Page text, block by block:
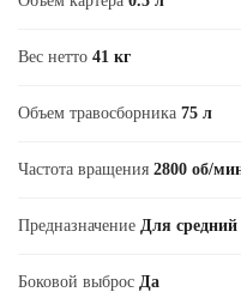
Вес нетто 41 кг
Объем травосборника 75 л
Частота вращения 2800 об/
Предназначение Для
Боковой выброс Да